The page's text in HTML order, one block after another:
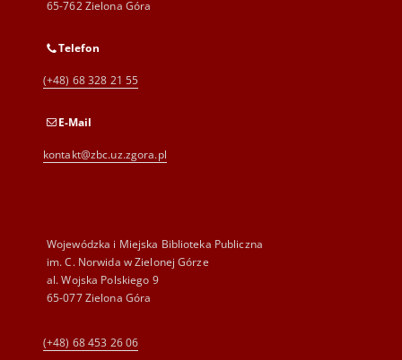
65-762 Zielona Góra
Telefon
(+48) 68 328 21 55
E-Mail
kontakt@zbc.uz.zgora.pl
Wojewódzka i Miejska Biblioteka Publiczna
im. C. Norwida w Zielonej Górze
al. Wojska Polskiego 9
65-077 Zielona Góra
(+48) 68 453 26 06